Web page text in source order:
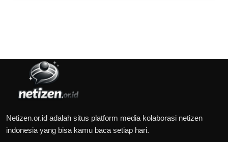
Netizen.or.id adalah situs platform media kolaborasi netizen
indonesia yang bisa kamu baca setiap hari.